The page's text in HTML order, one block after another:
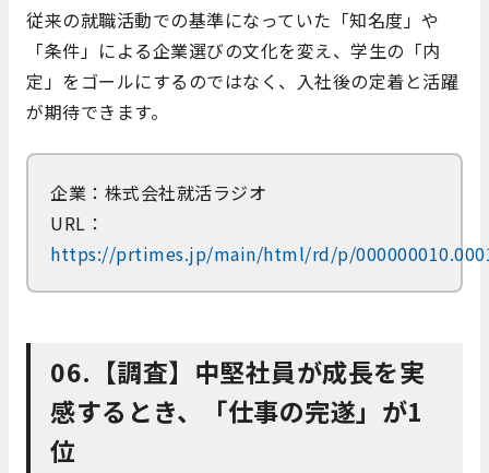
従来の就職活動での基準になっていた「知名度」や
「条件」による企業選びの文化を変え、学生の「内
定」をゴールにするのではなく、入社後の定着と活躍
が期待できます。
企業：株式会社就活ラジオ
URL：
https://prtimes.jp/main/html/rd/p/
06.【調査】中堅社員が成長を実
感するとき、「仕事の完遂」が1
位